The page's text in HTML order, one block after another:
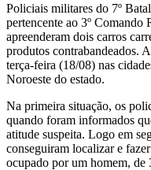
Policiais militares do 7º
pertencente ao 3º
apreenderam dois carros
produtos contrabandeados.
terça-feira (18/08) nas
Noroeste do estado.
Na primeira situação, os
quando foram informados
atitude suspeita. Logo em
conseguiram localizar e
ocupado por um homem, de